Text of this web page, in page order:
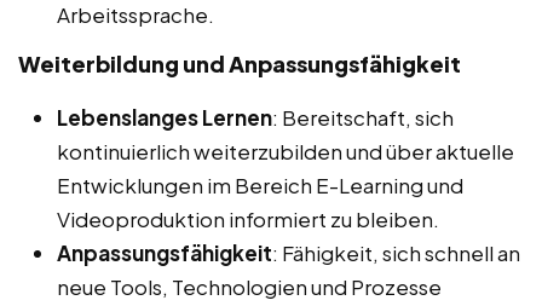
Arbeitssprache.
Weiterbildung und Anpassungsfähigkeit
Lebenslanges Lernen: Bereitschaft, sich
kontinuierlich weiterzubilden und über aktuelle
Entwicklungen im Bereich E-Learning und
Videoproduktion informiert zu bleiben.
Anpassungsfähigkeit: Fähigkeit, sich schnell an
neue Tools, Technologien und Prozesse